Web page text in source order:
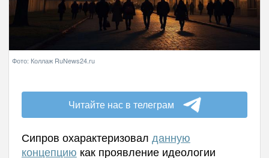
Фото: Коллаж RuNews24.ru
Читайте нас в телеграм
Сипров охарактеризовал данную
концепцию как проявление идеологии